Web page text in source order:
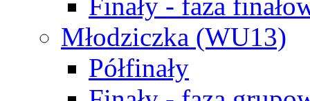
Młodziczka (WU13)
Półfinały